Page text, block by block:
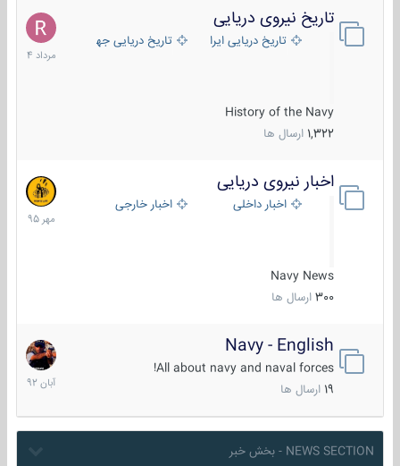
تاریخ نیروی دریایی
تاریخ دریایی ایران تاریخ دریایی جهان
History of the Navy
1,322 ارسال ها
16
مرداد
1404
اخبار نیروی دریایی
اخبار داخلی اخبار خارجی
Navy News
300 ارسال ها
27
مهر
1395
Navy - English
All about navy and naval forces!
ارسال ها
22
آبان
1392
NEWS SECTION - بخش خبر